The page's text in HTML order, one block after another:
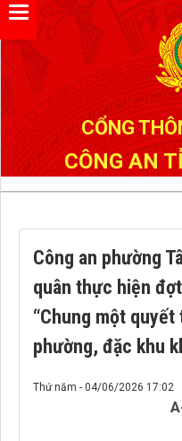
CỔNG
CÔNG AN
Công an phường
quân thực hiện
“Chung một
phường, đặc khu
Thứ năm - 04/06/2026 17:02